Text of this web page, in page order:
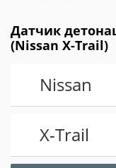
Датчик
(Nissan X-Trail)
Nissan
X-Trail